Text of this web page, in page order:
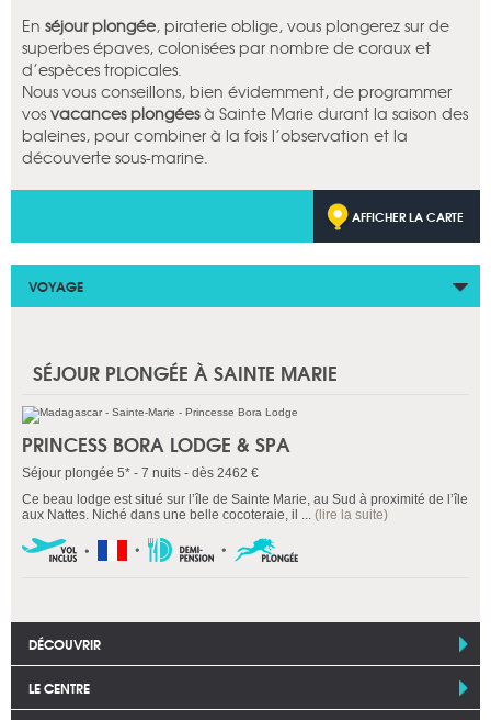
En séjour plongée, piraterie oblige, vous plongerez sur de
superbes épaves, colonisées par nombre de coraux et
d’espèces tropicales.
Nous vous conseillons, bien évidemment, de programmer
vos vacances plongéesà Sainte Marie durant la saison des
baleines, pour combiner à la fois l’observation et la
découverte sous-marine.
AFFICHER LA CARTE
VOYAGE
SÉJOUR PLONGÉE À SAINTE MARIE
PRINCESS BORA LODGE & SPA
Séjour plongée 5* - 7 nuits - dès 2462 €
Ce beau lodge est situé sur l’île de Sainte Marie, au Sud à proximité de l’île
aux Nattes. Niché dans une belle cocoteraie, il ... (lire la suite)
DÉCOUVRIR
LE CENTRE